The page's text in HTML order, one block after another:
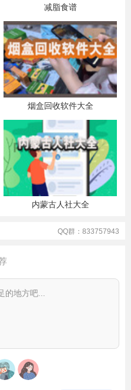
减脂食谱
烟盒回收软件大全
内蒙古人社大全
QQ群：833757943